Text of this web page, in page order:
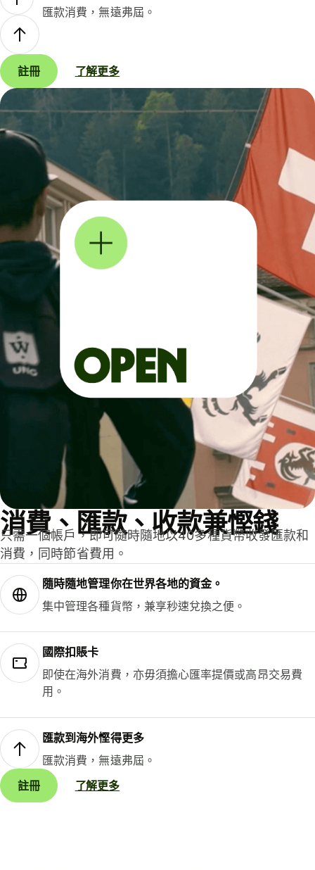
匯款消費，無遠弗屆。
註冊 了解更多
消費、匯款、收款兼慳錢
只需一個帳戶，即可隨時隨地以40多種貨幣收發匯款和
消費，同時節省費用。
隨時隨地管理你在世界各地的資金。
集中管理各種貨幣，兼享秒速兌換之便。
國際扣賬卡
即使在海外消費，亦毋須擔心匯率提價或高昂交易費
用。
匯款到海外慳得更多
匯款消費，無遠弗屆。
註冊
了解更多